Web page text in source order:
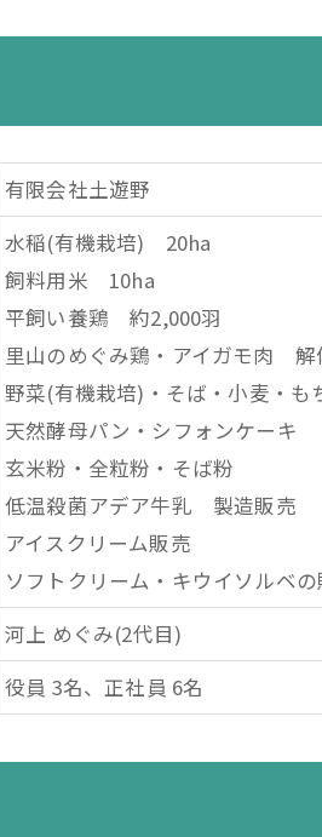
有限会社土遊野
水稲(有機栽培) 20ha
飼料用米 10ha
平飼い養鶏 約2,000羽
里山のめぐみ鶏・アイガモ肉 解
野菜(有機栽培)・そば・小麦・
天然酵母パン・シフォンケーキ
玄米粉・全粒粉・そば粉
低温殺菌アデア牛乳 製造販売
アイスクリーム販売
ソフトクリーム・キウイソルベ
河上 めぐみ(2代目)
役員 3名、正社員 6名